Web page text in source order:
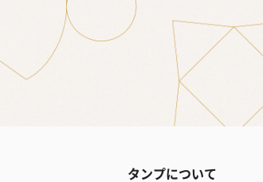
タンプについて